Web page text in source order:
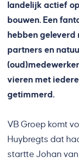
landelijk actief
bouwen. Een
hebben
partners en
vieren met
getimmerd.
VB Groep komt
Huybregts dat
startte Johan